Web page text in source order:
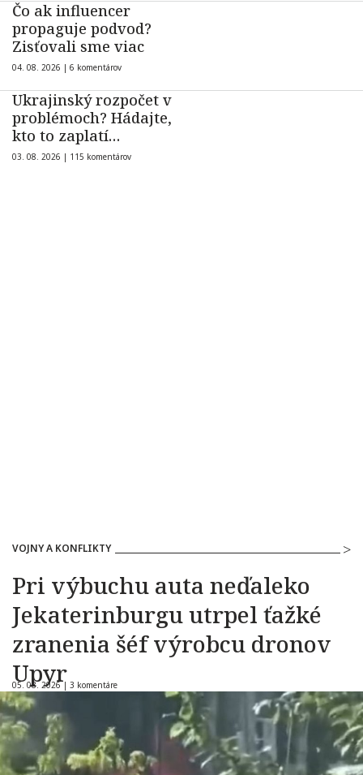
Čo ak influencer
propaguje podvod?
Zisťovali sme viac
04. 08. 2026 | 6 komentárov
Ukrajinský rozpočet v
problémoch? Hádajte,
kto to zaplatí…
03. 08. 2026 | 115 komentárov
VOJNY A KONFLIKTY
Pri výbuchu auta neďaleko
Jekaterinburgu utrpel ťažké
zranenia šéf výrobcu dronov
Upyr
05. 08. 2026 | 3 komentáre